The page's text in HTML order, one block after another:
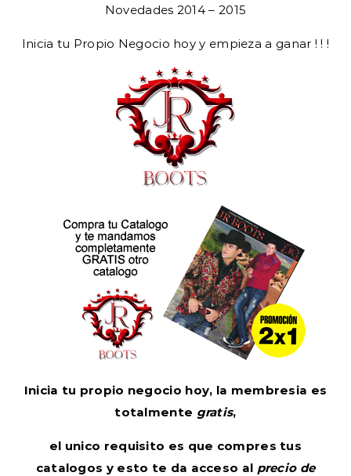
Novedades 2014 – 2015
Inicia tu Propio Negocio hoy y empieza a ganar ! ! !
Inicia tu propio negocio hoy, la membresia es
totalmente gratis,
el unico requisito es que compres tus
catalogos y esto te da acceso al precio de